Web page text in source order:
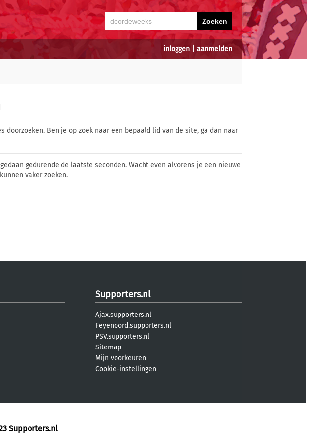
inloggen aanmelden
doorzoeken. Ben je op zoek naar een bepaald lid van de site, ga dan naar
gedurende de laatste seconden. Wacht even alvorens je een nieuwe
vaker zoeken.
Supporters.nl
Ajax.supporters.nl
Feyenoord.supporters.nl
PSV.supporters.nl
Sitemap
Mijn voorkeuren
Cookie-instellingen
Supporters.nl